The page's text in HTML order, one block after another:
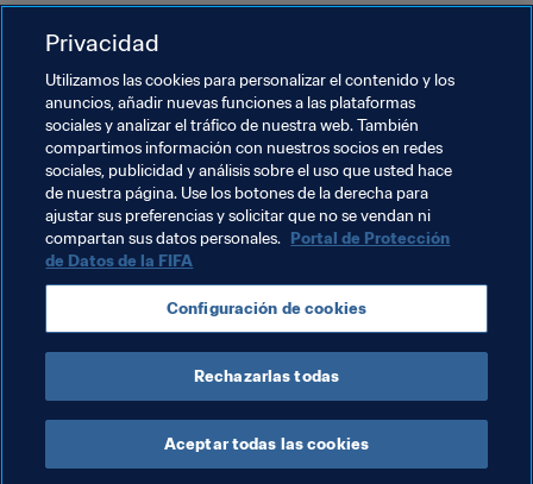
Derechos humanos y lucha
contra la discriminación
Salud y atención médica
Iniciativas educativas
TÉRMINOS DE SERVICIO
PORTAL DE PROTECCIÓN DE DATOS DE LA FIFA
DESCÁRGALO
CONFIGURACIÓN DE COOKIES
Copyright © 1994 - 2025 FIFA. Reservados todos los derechos.
Cookie Settings
Privacidad
Utilizamos las cookies para personalizar el contenido y los
anuncios, añadir nuevas funciones a las plataformas
sociales y analizar el tráfico de nuestra web. También
compartimos información con nuestros socios en redes
sociales, publicidad y análisis sobre el uso que usted hace
de nuestra página. Use los botones de la derecha para
ajustar sus preferencias y solicitar que no se vendan ni
compartan sus datos personales. Portal de Protección
de Datos de la FIFA
Configuración de cookies
Rechazarlas todas
Aceptar todas las cookies